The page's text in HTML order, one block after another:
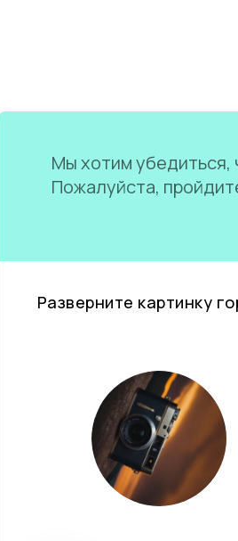
Мы хотим убедиться,
Пожалуйста,
Разверните картинку